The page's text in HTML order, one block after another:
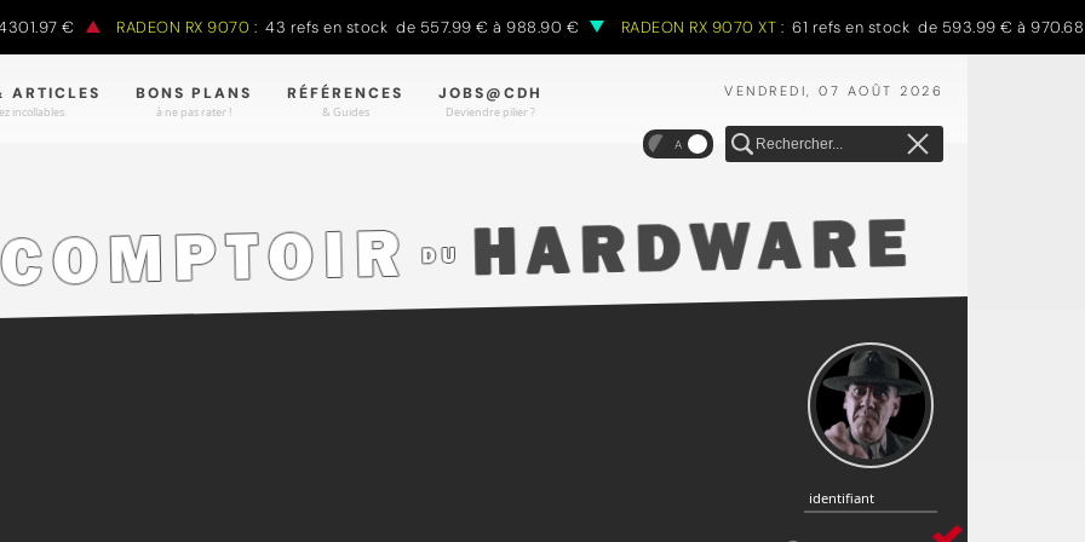
€ RADEON RX 9070 : 43 refs en stock de 557.99 € à 988.90 € RADEON RX 9070 XT : 61 refs en stock de 593.99 € à 970.68 €
VENDREDI, 07 AOÛT 2026
ARTICLES
incollables.
BONS PLANS
à ne pas rater !
RÉFÉRENCES
& Guides
JOBS@CDH
Deviendre pilier ?
A
identifiant
identifiant